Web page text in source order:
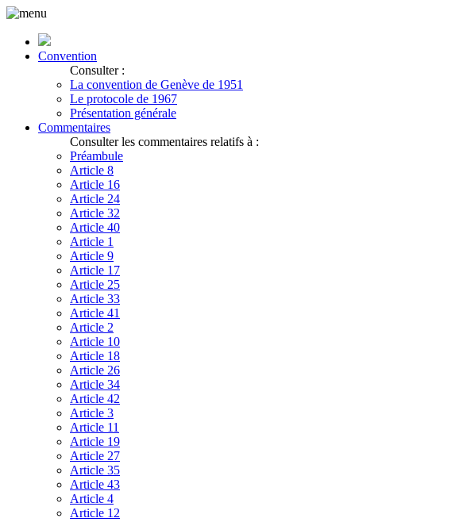
Convention
Consulter :
La convention de Genève de 1951
Le protocole de 1967
Présentation générale
Commentaires
Consulter les commentaires relatifs à :
Préambule
Article 8
Article 16
Article 24
Article 32
Article 40
Article 1
Article 9
Article 17
Article 25
Article 33
Article 41
Article 2
Article 10
Article 18
Article 26
Article 34
Article 42
Article 3
Article 11
Article 19
Article 27
Article 35
Article 43
Article 4
Article 12